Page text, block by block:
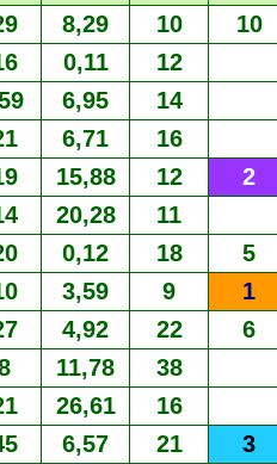
8,29 10 10
0,11 12
6,95 14
6,71 16
15,88 12 2
20,28 11
0,12 18 5
3,59 9 1
4,92 22 6
11,78 38
26,61 16
6,57 21 3